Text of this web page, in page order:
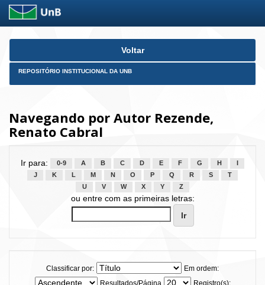
Skip
Voltar
REPOSITÓRIO INSTITUCIONAL DA UNB
Navegando por Autor Rezende,
Renato Cabral
Ir para: 0-9 A B C D E F G H
J
K L M N O P Q R S
T
U
V W X Y Z
ou entre com as primeiras letras:
Classificar por:
Em ordem:
Resultados/Página
Registro(s):